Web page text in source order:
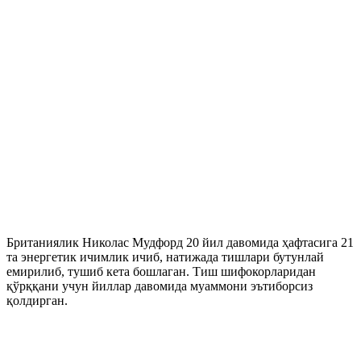
Британиялик Николас Мудфорд 20 йил давомида ҳафтасига 21
та энергетик ичимлик ичиб, натижада тишлари бутунлай
емирилиб, тушиб кета бошлаган. Тиш шифокорларидан
қўрққани учун йиллар давомида муаммони эътиборсиз
қолдирган.